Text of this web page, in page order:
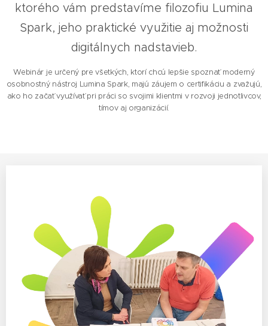
ktorého vám predstavíme filozofiu Lumina
Spark, jeho praktické využitie aj možnosti
digitálnych nadstavieb.
Webinár je určený pre všetkých, ktorí chcú lepšie spoznať moderný
osobnostný nástroj Lumina Spark, majú záujem o certifikáciu a zvažujú,
ako ho začať využívať pri práci so svojimi klientmi v rozvoji jednotlivcov,
tímov aj organizácií.